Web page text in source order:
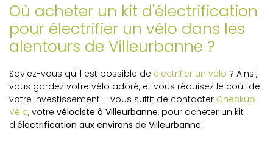
Où acheter un kit d'électrification
pour électrifier un vélo dans les
alentours de Villeurbanne ?
Saviez-vous qu'il est possible de électrifier un vélo ? Ainsi,
vous gardez votre vélo adoré, et vous réduisez le coût de
votre investissement. Il vous suffit de contacter Checkup
Vélo, votre vélociste à Villeurbanne, pour acheter un kit
d'électrification aux environs de Villeurbanne.